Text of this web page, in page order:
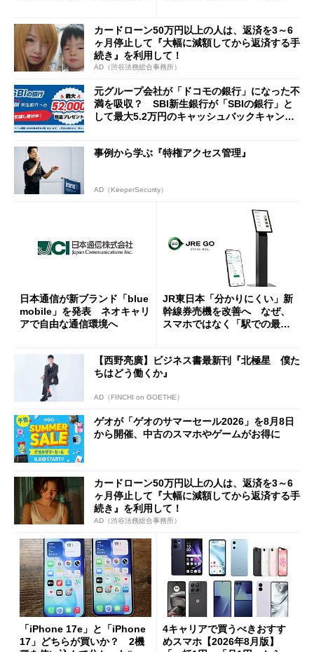
カードローン50万円以上の人は、返済を3～6
ヶ月停止して『大幅に減額してから返済する手
続き』を利用して！
AD（渋谷法務総合事務所）
元グループ会社が「ドコモの銀行」になった不
満を吸収？ SBI新生銀行が「SBIの銀行」と
して最大5.2万円のキャッシュバックキャンペ
事例から学ぶ『特権アクセス管理』
AD（KeeperSecurity）
日本通信が新ブランド「blue
mobile」を発表 ネオキャリ
アで自由な通信環境へ
JR東日本「分かりにくい」新
幹線券売機を改善へ なぜ、
スマホではなく「駅での最短
【西野亮廣】ビジネス書最新刊『北極星 僕た
ちはどう働くか』
AD（FINCHI on GOETHE）
ゲオが「ゲオのサマーセール2026」を8月8日
から開催、中古のスマホやゲームがお得に
カードローン50万円以上の人は、返済を3～6
ヶ月停止して『大幅に減額してから返済する手
続き』を利用して！
AD（渋谷法務総合事務所）
「iPhone 17e」と「iPhone
17」どちらが買いか？ 2機
4キャリアで買うべきおすす
めスマホ【2026年8月版】